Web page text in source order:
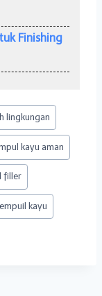
Finishing
lingkungan
kayu aman
filler
kayu